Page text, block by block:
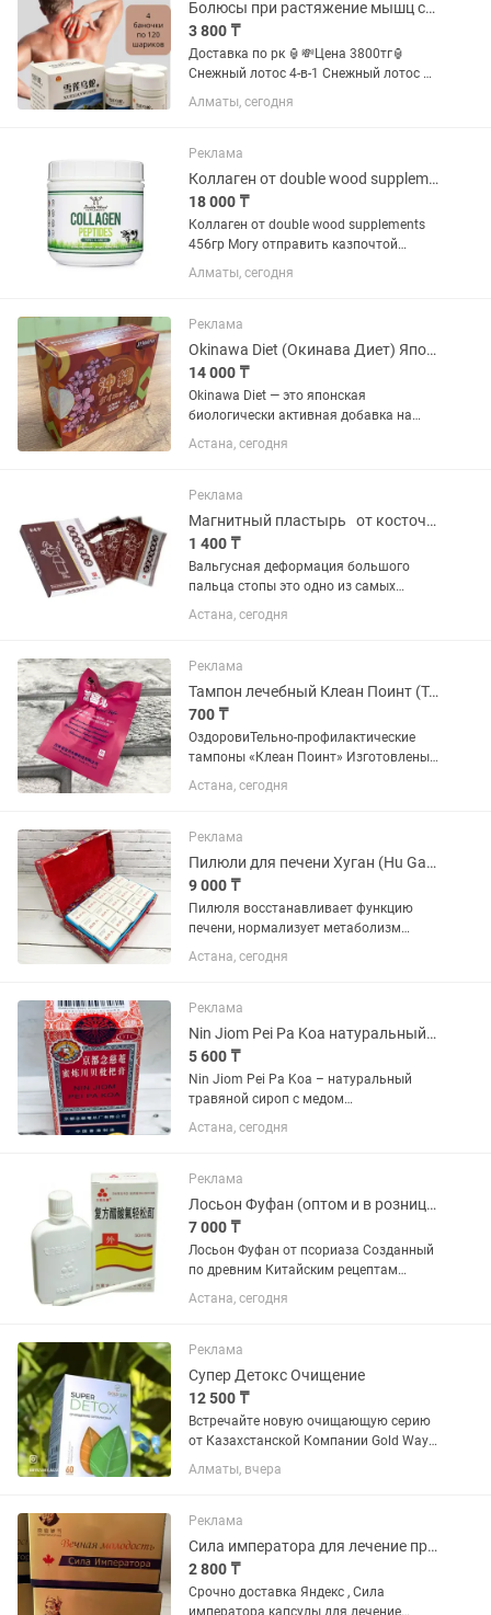
Болюсы при растяжение мышц связок и суставов
3 800 ₸
Доставка по рк 🏮💸Цена 3800тг🏮
Снежный лотос 4-в-1 Снежный лотос —
высокогорное
растение,произрастающее на высоте
Основные регионы распространения —
высокогорья...
Алматы, сегодня
Реклама
Коллаген от double wood supplements
18 000 ₸
Коллаген от double wood supplements
456гр Могу отправить казпочтой
Преимущества • ПОДДЕРЖКА ВОЛОС ,
КОЖИ , НОГТЕЙ , КОСТЕЙ , СУСТАВОВ .
гидролизованным коллагеном...
Алматы, сегодня
Реклама
Okinawa Diet (Окинава Диет) Японские капсулы для похудения
14 000 ₸
Okinawa Diet — это японская
биологически активная добавка на
основе 12 целебных трав и витаминов.
Разработано по традиционной
самых долгоживущих регионов мира....
Астана, сегодня
Реклама
Магнитный пластырь от косточек на ногах
1 400 ₸
Вальгусная деформация большого
пальца стопы это одно из самых
распространенных заболеваний ног.
Развитию деформации первого пальца
подобранная обувь. Особенно это...
Астана, сегодня
Реклама
Тампон лечебный Клеан Поинт (Тюльпан)
700 ₸
ОздоровиТельно-профилактические
тампоны «Клеан Поинт» Изготовлены
по древнекитайскому рецепту,
насчитывающему более 5000 лет.
десятков видов целебных
растиТельных...
Астана, сегодня
Реклама
Пилюли для печени Хуган (Hu Gan Lian)
9 000 ₸
Пилюля восстанавливает функцию
печени, нормализует метаболизм
печеночных клеток, желчевыделение,
биохимические показатели крови,
клетки от отравления химическими...
Астана, сегодня
Реклама
Nin Jiom Pei Pa Koa натуральный травяной сироп с медом от кашля
5 600 ₸
Nin Jiom Pei Pa Koa – натуральный
травяной сироп с медом
Традиционный травяной сироп Nin
Jiom Pei Pa Koa, созданный на основе
натурального меда. Его мягкая...
Астана, сегодня
Реклама
Лосьон Фуфан (оптом и в розницу)
7 000 ₸
Лосьон Фуфан от псориаза Созданный
по древним Китайским рецептам
лосьон от псориаза Фуфан (чистое
Тело), способствуетборьбе с кожными
с вирусами, бактериями и...
Астана, сегодня
Реклама
Супер Детокс Очищение
12 500 ₸
Встречайте новую очищающую серию
от Казахстанской Компании Gold Way
(Алтын Жол)🔥 Супер Детокс
Очищение✅ Супер Детокс Очищение!
Сенны 60 капсул. Принимать по 2-3...
Алматы, вчера
Реклама
Сила императора для лечение простаты на травах оптом и в розницу
2 800 ₸
Срочно доставка Яндекс , Сила
императора капсулы для лечение